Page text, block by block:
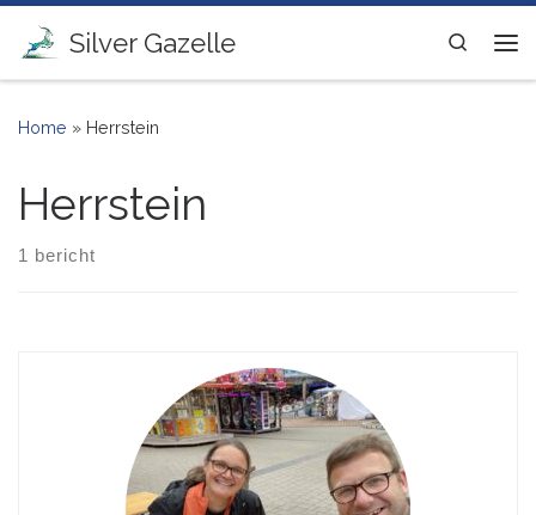
Ga naar inhoud
Silver Gazelle
Search
Home » Herrstein
Herrstein
1 bericht